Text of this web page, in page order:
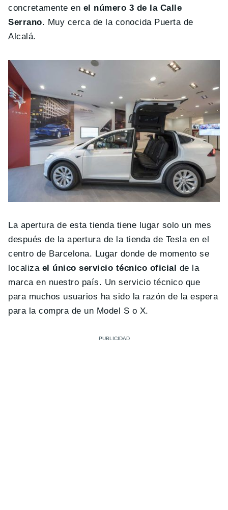
concretamente en el número 3 de la Calle
Serrano. Muy cerca de la conocida Puerta de
Alcalá.
La apertura de esta tienda tiene lugar solo un mes
después de la apertura de la tienda de Tesla en el
centro de Barcelona. Lugar donde de momento se
localiza el único servicio técnico oficial de la
marca en nuestro país. Un servicio técnico que
para muchos usuarios ha sido la razón de la espera
para la compra de un Model S o X.